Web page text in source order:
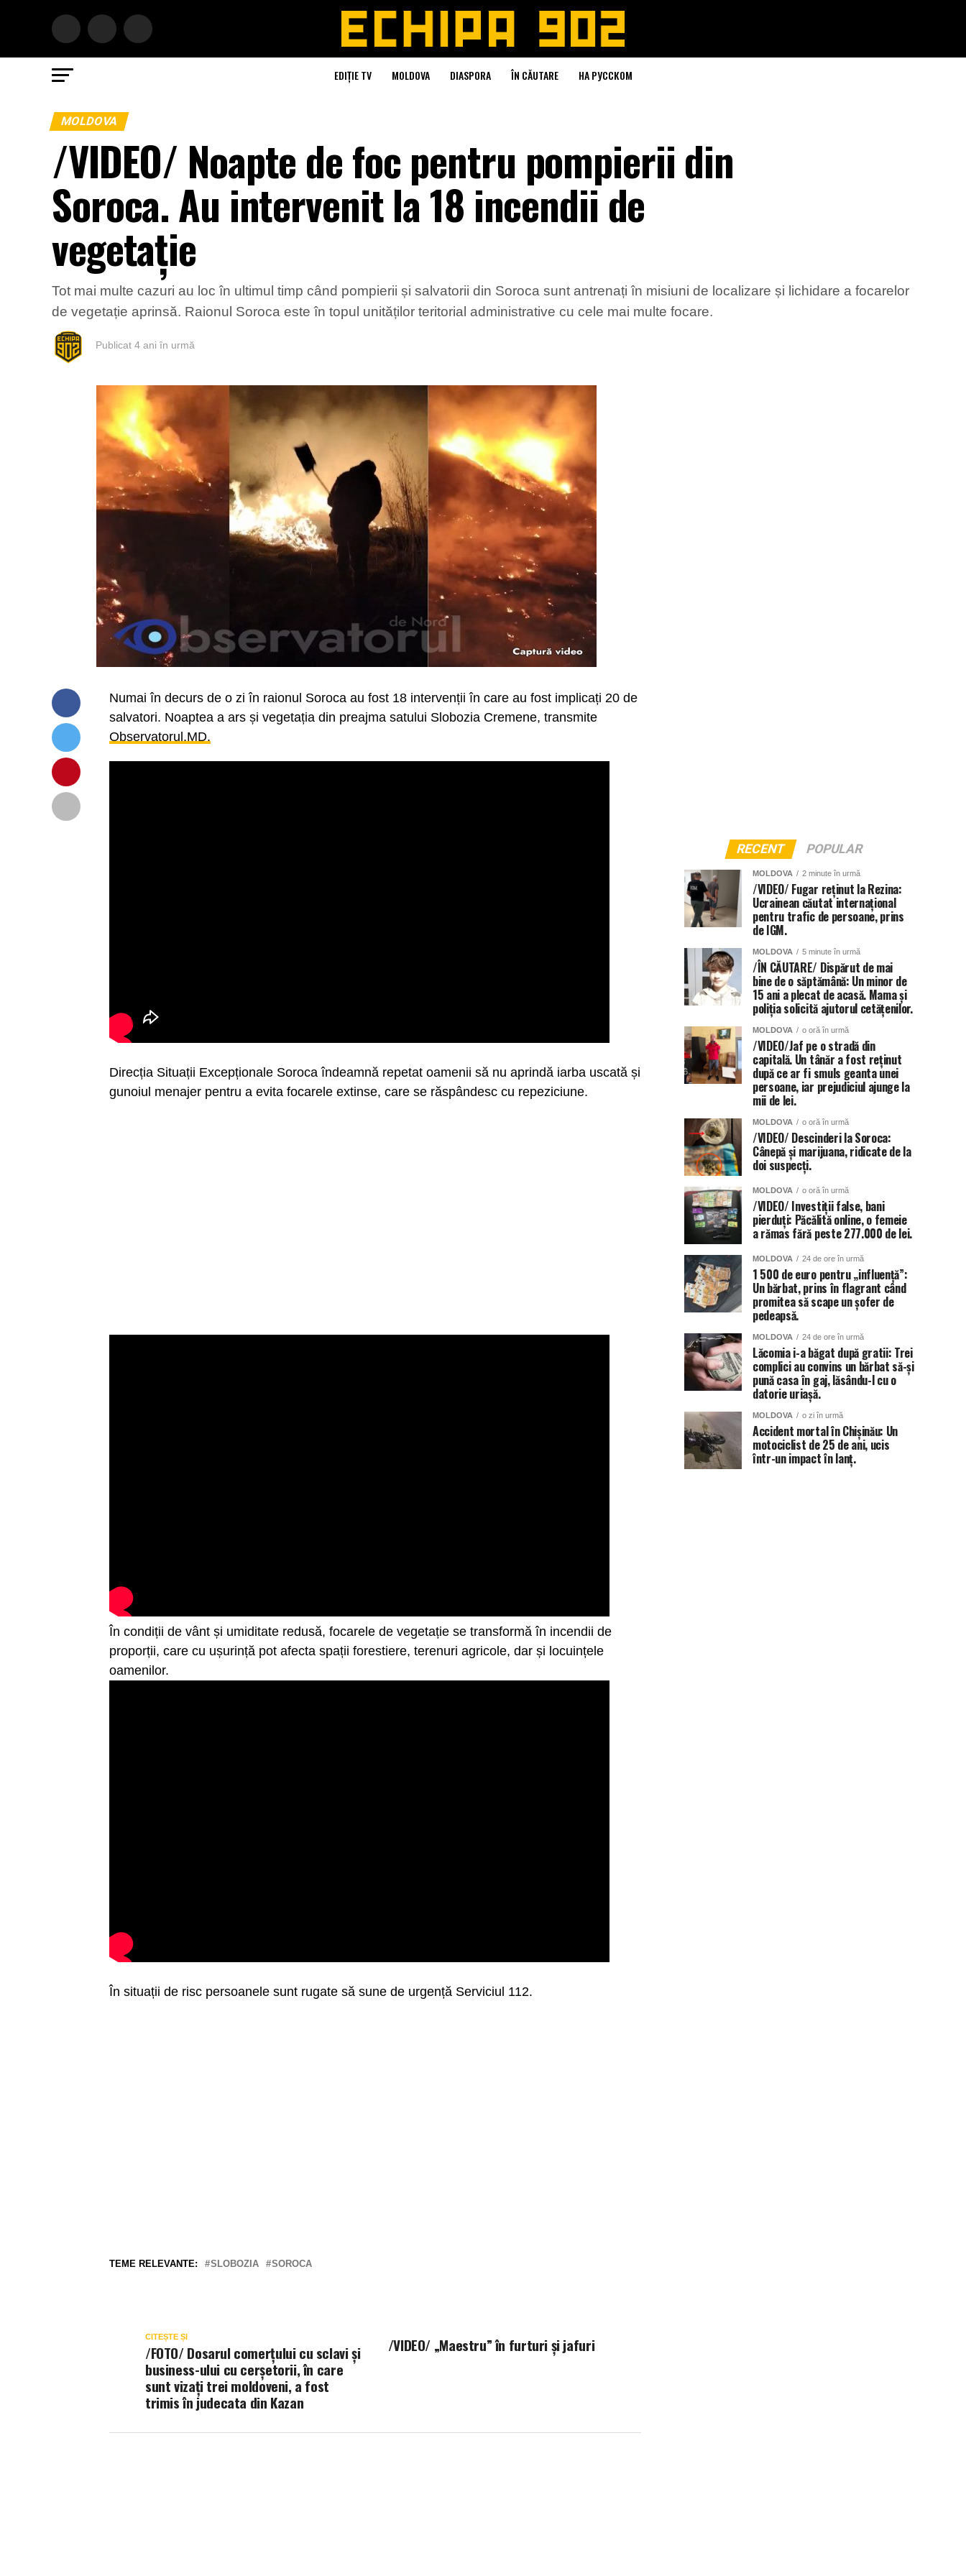
EDIȚIE TV MOLDOVA DIASPORA ÎN CĂUTARE НА РУССКОМ
MOLDOVA
/VIDEO/ Noapte de foc pentru pompierii din
Soroca. Au intervenit la 18 incendii de
vegetație
Tot mai multe cazuri au loc în ultimul timp când pompierii și salvatorii din Soroca sunt antrenați în misiuni de localizare și lichidare a focarelor
de vegetație aprinsă. Raionul Soroca este în topul unităților teritorial administrative cu cele mai multe focare.
Publicat 4 ani în urmă
Numai în decurs de o zi în raionul Soroca au fost 18 intervenții în care au fost implicați 20 de
salvatori. Noaptea a ars și vegetația din preajma satului Slobozia Cremene, transmite
Observatorul.MD.
Direcția Situații Excepționale Soroca îndeamnă repetat oamenii să nu aprindă iarba uscată și
gunoiul menajer pentru a evita focarele extinse, care se răspândesc cu repeziciune.
În condiții de vânt și umiditate redusă, focarele de vegetație se transformă în incendii de
proporții, care cu ușurință pot afecta spații forestiere, terenuri agricole, dar și locuințele
oamenilor.
În situații de risc persoanele sunt rugate să sune de urgență Serviciul 112.
TEME RELEVANTE: SLOBOZIA SOROCA
/VIDEO/ „Maestru” în furturi și jafuri
CITEȘTE ȘI
/FOTO/ Dosarul comerțului cu sclavi și
business-ului cu cerșetorii, în care
sunt vizați trei moldoveni, a fost
trimis în judecata din Kazan
RECENT POPULAR
MOLDOVA 2 minute în urmă
/VIDEO/ Fugar reținut la Rezina:
Ucrainean căutat internațional
pentru trafic de persoane, prins
de IGM.
MOLDOVA 5 minute în urmă
/ÎN CĂUTARE/ Dispărut de mai
bine de o săptămână: Un minor de
15 ani a plecat de acasă. Mama și
poliția solicită ajutorul cetățenilor.
MOLDOVA o oră în urmă
/VIDEO/Jaf pe o stradă din
capitală. Un tânăr a fost reținut
după ce ar fi smuls geanta unei
persoane, iar prejudiciul ajunge la
mii de lei.
MOLDOVA o oră în urmă
/VIDEO/ Descinderi la Soroca:
Cânepă și marijuana, ridicate de la
doi suspecți.
MOLDOVA o oră în urmă
/VIDEO/ Investiții false, bani
pierduți: Păcălită online, o femeie
a rămas fără peste 277.000 de lei.
MOLDOVA 24 de ore în urmă
1 500 de euro pentru „influență”:
Un bărbat, prins în flagrant când
promitea să scape un șofer de
pedeapsă.
MOLDOVA 24 de ore în urmă
Lăcomia i-a băgat după gratii: Trei
complici au convins un bărbat să-și
pună casa în gaj, lăsându-l cu o
datorie uriașă.
MOLDOVA o zi în urmă
Accident mortal în Chișinău: Un
motociclist de 25 de ani, ucis
într-un impact în lanț.